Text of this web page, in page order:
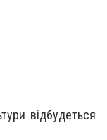
відбудеться